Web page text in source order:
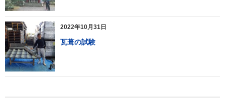
2022年10月31日
瓦葺の試験